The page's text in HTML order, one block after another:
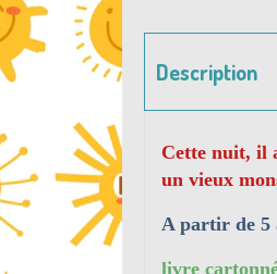
Description
Cette nuit, il
un vieux
A partir de 5
livre